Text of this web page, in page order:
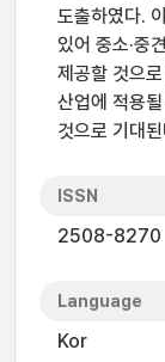
도출하였다.
있어 중소·중
제공할 것으
산업에 적용
것으로 기대
ISSN
2508-8270
Language
Kor